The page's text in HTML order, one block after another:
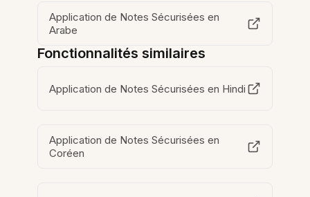
Application de Notes Sécurisées en
Arabe
Fonctionnalités similaires
Application de Notes Sécurisées en Hindi
Application de Notes Sécurisées en
Coréen